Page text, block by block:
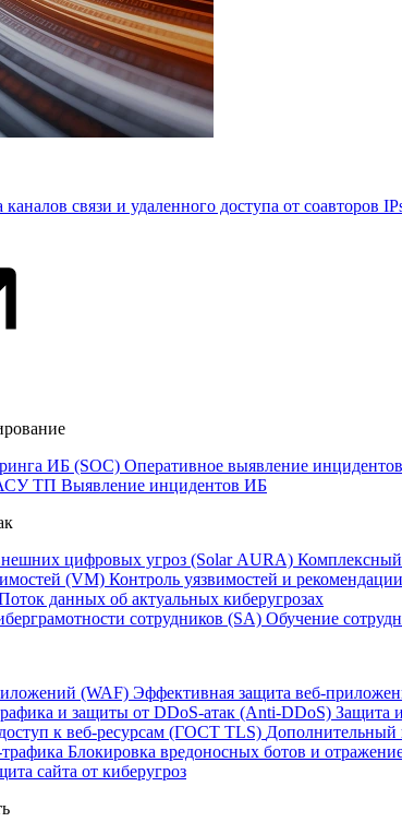
связи и удаленного доступа от соавторов
ИБ (SOC) Оперативное выявление
ТП Выявление инцидентов ИБ
цифровых угроз (Solar AURA) Комплексный
(VM) Контроль уязвимостей и
данных об актуальных киберугрозах
сотрудников (SA) Обучение
(WAF) Эффективная защита веб-
и защиты от DDoS‑атак (Anti‑DDoS) Защита
к веб-ресурсам (ГОСТ TLS) Дополнительный
Блокировка вредоносных ботов и
сайта от киберугроз